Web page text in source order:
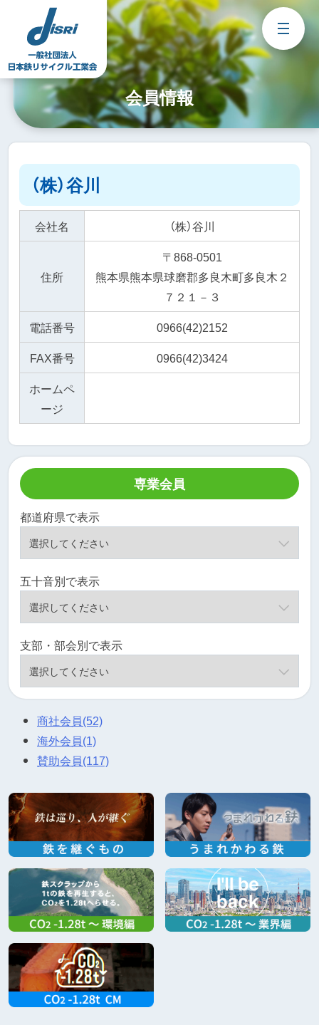
content
会員情報
（株）谷川
会社名 （株）谷川
住所
〒868-0501
熊本県熊本県球磨郡多良木町多良木２
７２１－３
電話番号
0966(42)2152
FAX番号
0966(42)3424
ホームペ
ージ
専業会員
都道府県で表示
五十音別で表示
支部・部会別で表示
商社会員(52)
海外会員(1)
賛助会員(117)